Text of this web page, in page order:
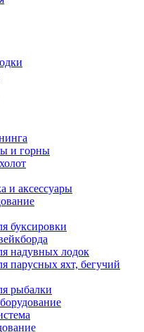
и горны
и аксессуары
буксировки
надувных лодок
парусных яхт, бегучий
рыбалки